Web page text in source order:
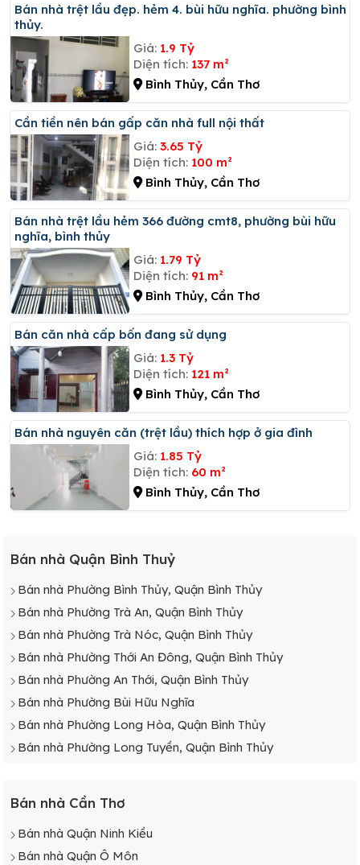
Bán nhà trệt lầu đẹp. hẻm 4. bùi hữu nghĩa. phường bình
thủy.
Giá: 1.9 Tỷ
Diện tích: 137 m²
Bình Thủy, Cần Thơ
Cần tiền nên bán gấp căn nhà full nội thất
Giá: 3.65 Tỷ
Diện tích: 100 m²
Bình Thủy, Cần Thơ
Bán nhà trệt lầu hẻm 366 đường cmt8, phường bùi hữu
nghĩa, bình thủy
Giá: 1.79 Tỷ
Diện tích: 91 m²
Bình Thủy, Cần Thơ
Bán căn nhà cấp bốn đang sử dụng
Giá: 1.3 Tỷ
Diện tích: 121 m²
Bình Thủy, Cần Thơ
Bán nhà nguyên căn (trệt lầu) thích hợp ở gia đình
Giá: 1.85 Tỷ
Diện tích: 60 m²
Bình Thủy, Cần Thơ
Bán nhà Quận Bình Thuỷ
Bán nhà Phường Bình Thủy, Quận Bình Thủy
Bán nhà Phường Trà An, Quận Bình Thủy
Bán nhà Phường Trà Nóc, Quận Bình Thủy
Bán nhà Phường Thới An Đông, Quận Bình Thủy
Bán nhà Phường An Thới, Quận Bình Thủy
Bán nhà Phường Bùi Hữu Nghĩa
Bán nhà Phường Long Hòa, Quận Bình Thủy
Bán nhà Phường Long Tuyền, Quận Bình Thủy
Bán nhà Cần Thơ
Bán nhà Quận Ninh Kiều
Bán nhà Quận Ô Môn